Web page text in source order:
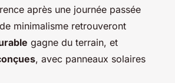
après une journée passée
minimalisme retrouveront
gagne du terrain, et
, avec panneaux solaires